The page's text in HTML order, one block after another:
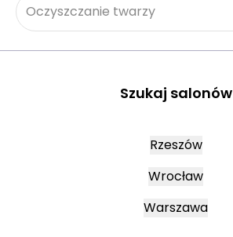
Oczyszczanie twarzy
Szukaj salonów
Rzeszów
Wrocław
Warszawa